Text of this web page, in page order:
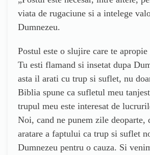
viata de rugaciune si a intelege
Dumnezeu.
Postul este o slujire care te apropie
Tu esti flamand si insetat dupa
asta il arati cu trup si suflet, nu
Biblia spune ca sufletul meu
trupul meu este interesat de
Noi, cand ne punem zile deoparte,
aratare a faptului ca trup si suflet
Dumnezeu pentru o cauza. Si